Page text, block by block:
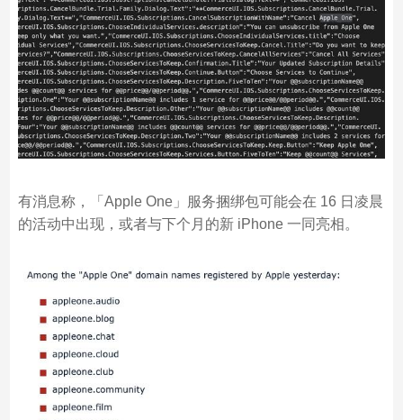
有消息称，「Apple One」服务捆绑包可能会在 16 日凌晨
的活动中出现，或者与下个月的新 iPhone 一同亮相。